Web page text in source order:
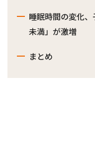
睡眠時間の変化
未満」が激増
まとめ